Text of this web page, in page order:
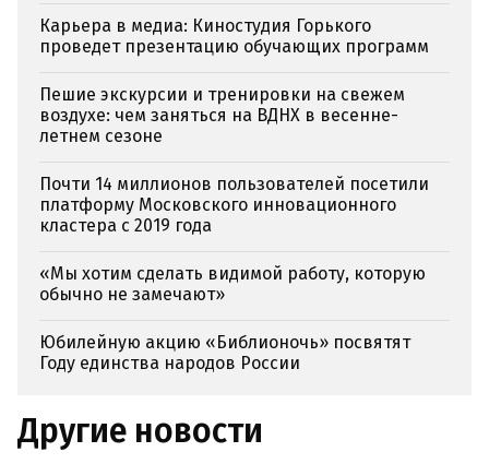
Карьера в медиа: Киностудия Горького
проведет презентацию обучающих программ
Пешие экскурсии и тренировки на свежем
воздухе: чем заняться на ВДНХ в весенне-
летнем сезоне
Почти 14 миллионов пользователей посетили
платформу Московского инновационного
кластера с 2019 года
«Мы хотим сделать видимой работу, которую
обычно не замечают»
Юбилейную акцию «Библионочь» посвятят
Году единства народов России
Другие новости